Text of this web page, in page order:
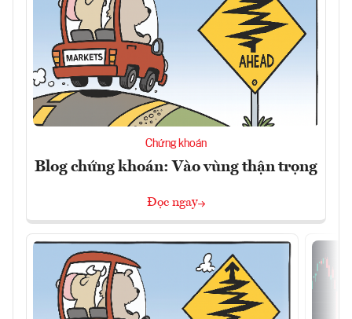
Chứng khoán
Blog chứng khoán: Vào vùng thận trọng
Đọc ngay